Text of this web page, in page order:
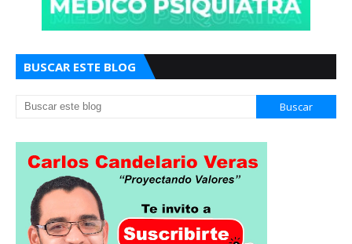
BUSCAR ESTE BLOG